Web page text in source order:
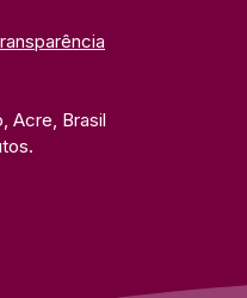
Acre, Brasil